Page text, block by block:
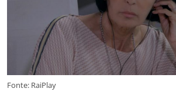
Fonte: RaiPlay